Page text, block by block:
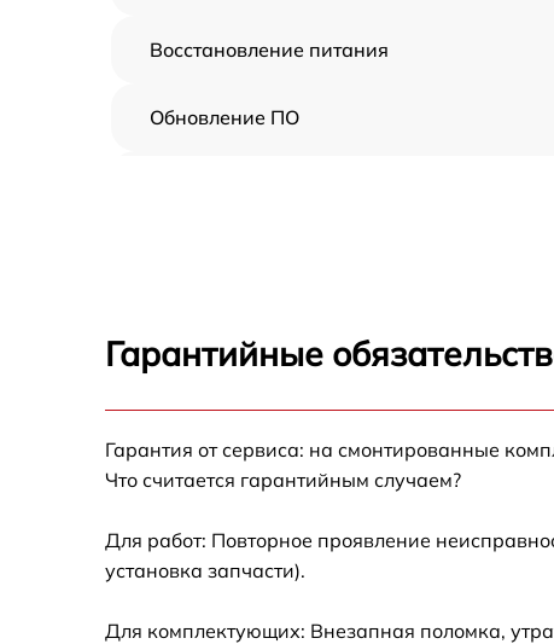
Восстановление питания
Обновление ПО
устройств
Гарантийные
Гарантия от сервиса: на смонтированные
Что считается гарантийным случаем?
Для работ: Повторное проявление
установка запчасти).
Для комплектующих: Внезапная поломка,